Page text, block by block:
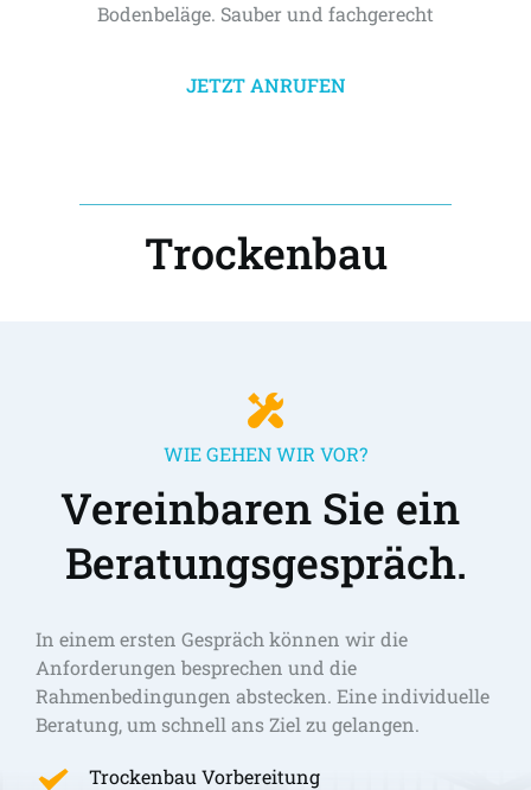
Bodenbeläge. Sauber und fachgerecht
JETZT ANRUFEN
Trockenbau
WIE GEHEN WIR VOR?
Vereinbaren Sie ein
Beratungsgespräch.
In einem ersten Gespräch können wir die
Anforderungen besprechen und die
Rahmenbedingungen abstecken. Eine individuelle
Beratung, um schnell ans Ziel zu gelangen.
Trockenbau Vorbereitung